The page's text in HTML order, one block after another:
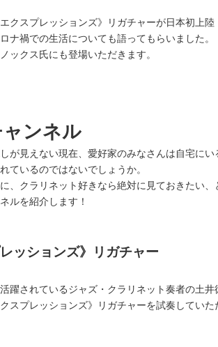
クスプレッションズ》リガチャーが日本初上
ナ禍での生活についても語ってもらいました。
ックス氏にも登場いただきます。
ャンネル
が見えない現在、愛好家のみなさんは自宅にい
ているのではないでしょうか。
、クラリネット好きなら絶対に見ておきたい、
ルを紹介します！
ッションズ》リガチャー
躍されているジャズ・クラリネット奏者の土井
スプレッションズ》リガチャーを試奏していた